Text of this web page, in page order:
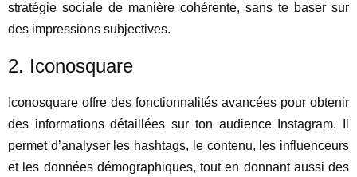
stratégie sociale de manière cohérente, sans te baser sur
des impressions subjectives.
2. Iconosquare
Iconosquare offre des fonctionnalités avancées pour obtenir
des informations détaillées sur ton audience Instagram. Il
permet d’analyser les hashtags, le contenu, les influenceurs
et les données démographiques, tout en donnant aussi des